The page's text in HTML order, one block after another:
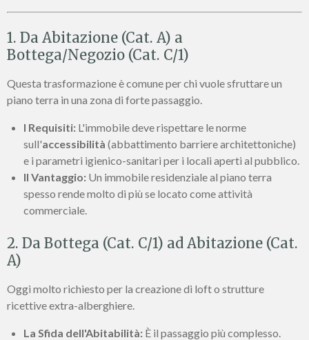
1. Da Abitazione (Cat. A) a
Bottega/Negozio (Cat. C/1)
Questa trasformazione è comune per chi vuole sfruttare un
piano terra in una zona di forte passaggio.
I Requisiti: L'immobile deve rispettare le norme
sull'accessibilità (abbattimento barriere architettoniche)
e i parametri igienico-sanitari per i locali aperti al pubblico.
Il Vantaggio: Un immobile residenziale al piano terra
spesso rende molto di più se locato come attività
commerciale.
2. Da Bottega (Cat. C/1) ad Abitazione (Cat.
A)
Oggi molto richiesto per la creazione di loft o strutture
ricettive extra-alberghiere.
La Sfida dell'Abitabilità: È il passaggio più complesso.